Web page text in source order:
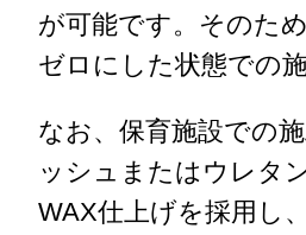
が可能です。そのた
ゼロにした状態での
なお、保育施設での
ッシュまたはウレタ
WAX仕上げを採用し